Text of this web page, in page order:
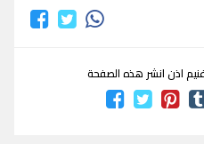
اذن انشر هذه الصفحة